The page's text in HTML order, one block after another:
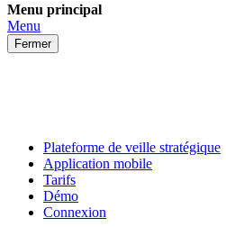
Passer
au
contenu
Menu principal
Menu
Fermer
Plateforme de veille stratégique
Application mobile
Tarifs
Démo
Connexion